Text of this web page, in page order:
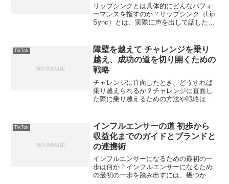
リップシンクとは具体的にどんなパフォ
ーマンスを指すのか？リップシンク（Lip
Sync）とは、実際に声を出して話したり
ンスのことを指します。この技術や手法
は、映画、テレ...
TikTok
障壁を越えて チャレンジを乗り
越え、成功の道を切り開くための
戦略
チャレンジに直面したとき、どうすれば
乗り越えられるか？チャレンジに直面し
た際に乗り越えるための方法や戦略は多
ント、教育学など様々な分野で研究され
ています。以下に、チャレ...
TikTok
インフルエンサーの道 初歩から
収益化までのガイドとブランドと
の連携術
インフルエンサーになるための最初の一
歩は何か？インフルエンサーになるため
の最初の一歩を踏み出すには、幾つかの